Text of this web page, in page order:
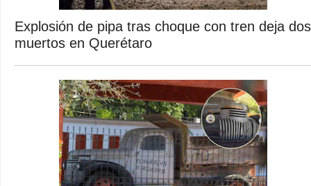
Explosión de pipa tras choque con tren deja dos
muertos en Querétaro